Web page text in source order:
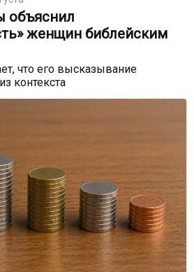
объяснил
женщин библейским
что его высказывание
контекста